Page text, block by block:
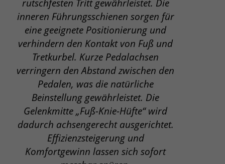
rutschfesten Tritt gewährleistet. Die
inneren Führungsschienen sorgen für
eine geeignete Positionierung und
verhindern den Kontakt von Fuß und
Tretkurbel. Kurze Pedalachsen
verringern den Abstand zwischen den
Pedalen, was die natürliche
Beinstellung gewährleistet. Die
Gelenkmitte „Fuß-Knie-Hüfte“ wird
dadurch achsengerecht ausgerichtet.
Effizienzsteigerung und
Komfortgewinn lassen sich sofort